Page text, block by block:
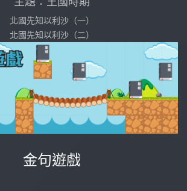
北國先知以利沙（一）
北國先知以利沙（二）
金句遊戲